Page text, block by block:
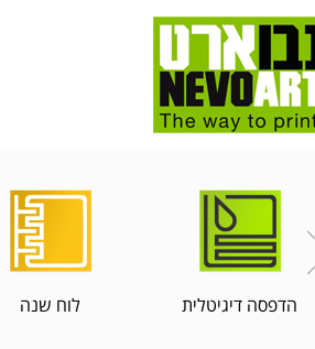
הדפסה דיגיטלית לוח שנה